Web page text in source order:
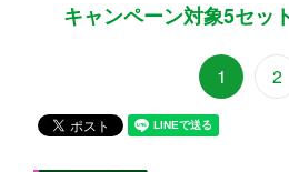
キャンペーン対象5セッ
1 2